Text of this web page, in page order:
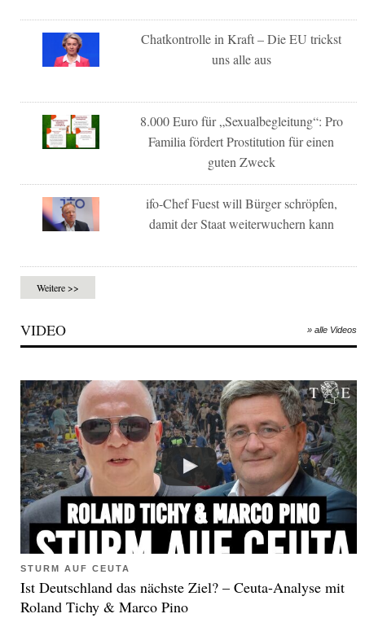
Chatkontrolle in Kraft – Die EU trickst
uns alle aus
8.000 Euro für „Sexualbegleitung“: Pro
Familia fördert Prostitution für einen
guten Zweck
ifo-Chef Fuest will Bürger schröpfen,
damit der Staat weiterwuchern kann
Weitere >>
VIDEO » alle Videos
STURM AUF CEUTA
Ist Deutschland das nächste Ziel? – Ceuta-Analyse mit
Roland Tichy & Marco Pino